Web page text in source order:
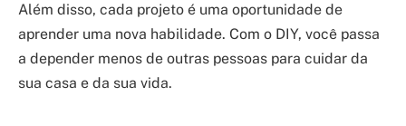
Além disso, cada projeto é uma oportunidade de
aprender uma nova habilidade. Com o DIY, você passa
a depender menos de outras pessoas para cuidar da
sua casa e da sua vida.